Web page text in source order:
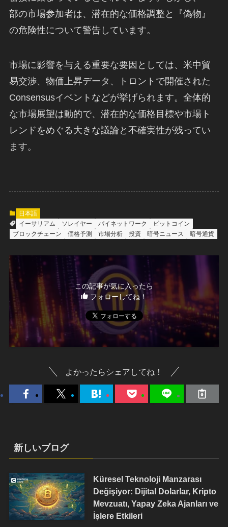
部の市場参加者は、潜在的な価格調整と『偽物』
の危険性について警告しています。
市場に影響を与える重要な要因としては、米中貿
易交渉、物価上昇データ、トロントで開催された
Consensusイベントなどが挙げられます。全体的
な市場展望は動的で、潜在的な価格目標や市場ト
レンドをめぐる大きな議論と不確実性が残ってい
ます。
日本語
イーサリアム
ソレイヤー パイネットワーク
ビットコイン
ブロックチェーン
価格予測 市場分析 投資 暗号ニュース 暗号通貨
この記事が気に入ったら
フォローしてね！
よかったらシェアしてね！
新しいブログ
Küresel Teknoloji Manzarası
Değişiyor: Dijital Dolarlar, Kripto
Mevzuatı, Yapay Zeka Ajanları ve
İşlere Etkileri